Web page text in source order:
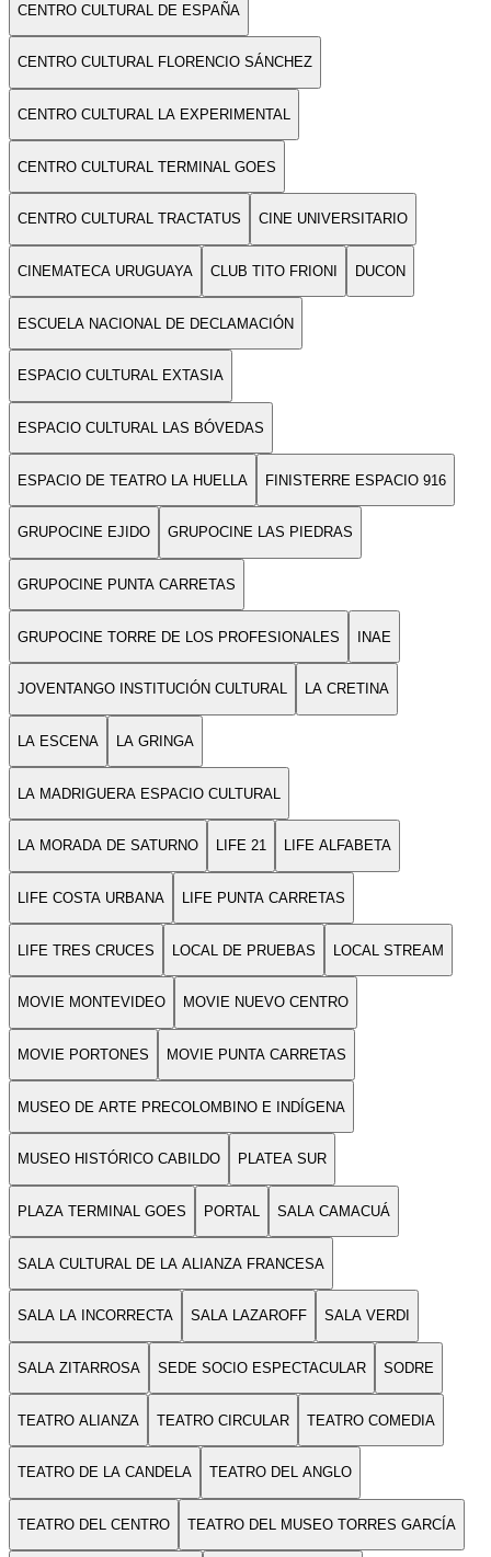
CENTRO CULTURAL DE ESPAÑA
CENTRO CULTURAL FLORENCIO SÁNCHEZ
CENTRO CULTURAL LA EXPERIMENTAL
CENTRO CULTURAL TERMINAL GOES
CENTRO CULTURAL TRACTATUS CINE UNIVERSITARIO
CINEMATECA URUGUAYA CLUB TITO FRIONI DUCON
ESCUELA NACIONAL DE DECLAMACIÓN
ESPACIO CULTURAL EXTASIA
ESPACIO CULTURAL LAS BÓVEDAS
ESPACIO DE TEATRO LA HUELLA FINISTERRE ESPACIO 916
GRUPOCINE EJIDO GRUPOCINE LAS PIEDRAS
GRUPOCINE PUNTA CARRETAS
GRUPOCINE TORRE DE LOS PROFESIONALES INAE
JOVENTANGO INSTITUCIÓN CULTURAL LA CRETINA
LA ESCENA LA GRINGA
LA MADRIGUERA ESPACIO CULTURAL
LA MORADA DE SATURNO LIFE 21 LIFE ALFABETA
LIFE COSTA URBANA LIFE PUNTA CARRETAS
LIFE TRES CRUCES LOCAL DE PRUEBAS LOCAL STREAM
MOVIE MONTEVIDEO MOVIE NUEVO CENTRO
MOVIE PORTONES MOVIE PUNTA CARRETAS
MUSEO DE ARTE PRECOLOMBINO E INDÍGENA
MUSEO HISTÓRICO CABILDO PLATEA SUR
PLAZA TERMINAL GOES PORTAL SALA CAMACUÁ
SALA CULTURAL DE LA ALIANZA FRANCESA
SALA LA INCORRECTA SALA LAZAROFF SALA VERDI
SALA ZITARROSA SEDE SOCIO ESPECTACULAR SODRE
TEATRO ALIANZA TEATRO CIRCULAR TEATRO COMEDIA
TEATRO DE LA CANDELA TEATRO DEL ANGLO
TEATRO DEL CENTRO TEATRO DEL MUSEO TORRES GARCÍA